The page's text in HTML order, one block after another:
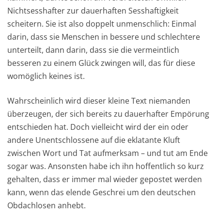
Nichtsesshafter zur dauerhaften Sesshaftigkeit
scheitern. Sie ist also doppelt unmenschlich: Einmal
darin, dass sie Menschen in bessere und schlechtere
unterteilt, dann darin, dass sie die vermeintlich
besseren zu einem Glück zwingen will, das für diese
womöglich keines ist.
Wahrscheinlich wird dieser kleine Text niemanden
überzeugen, der sich bereits zu dauerhafter Empörung
entschieden hat. Doch vielleicht wird der ein oder
andere Unentschlossene auf die eklatante Kluft
zwischen Wort und Tat aufmerksam – und tut am Ende
sogar was. Ansonsten habe ich ihn hoffentlich so kurz
gehalten, dass er immer mal wieder gepostet werden
kann, wenn das elende Geschrei um den deutschen
Obdachlosen anhebt.